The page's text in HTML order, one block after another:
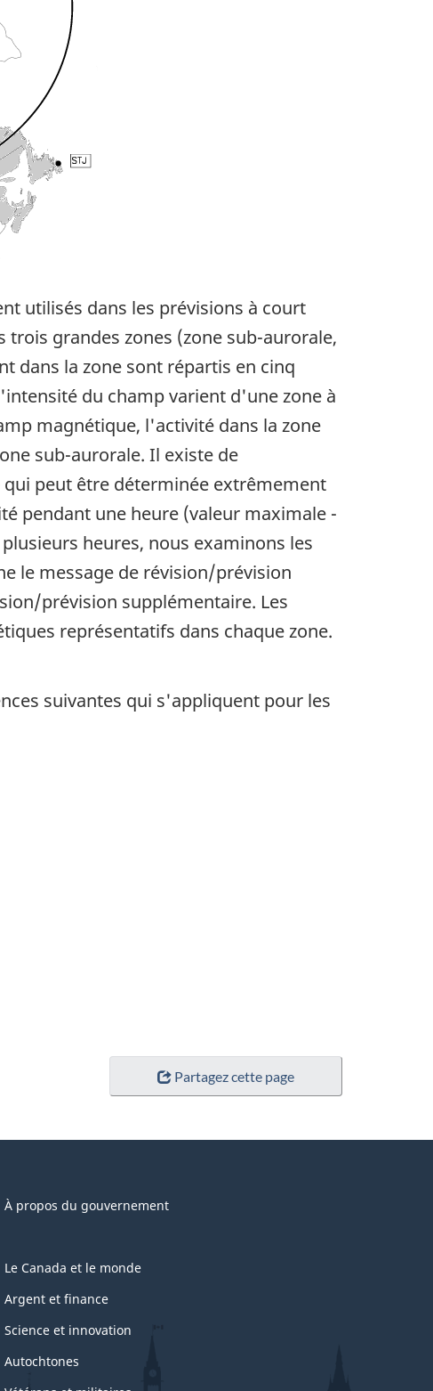
utilisés dans les prévisions à court
grandes zones (zone sub-aurorale,
dans la zone sont répartis en cinq
du champ varient d'une zone à
magnétique, l'activité dans la zone
sub-aurorale. Il existe de
peut être déterminée extrêmement
pendant une heure (valeur maximale -
heures, nous examinons les
le message de révision/prévision
prévision supplémentaire. Les
représentatifs dans chaque zone.
suivantes qui s'appliquent pour les
Partagez cette page
À propos du gouvernement
Le Canada et le monde
Argent et finance
Science et innovation
Autochtones